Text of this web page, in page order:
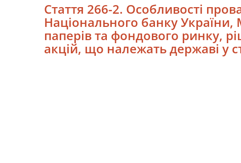
Стаття 266-2. Особливості
Національного банку України,
паперів та фондового ринку,
акцій, що належать державі у